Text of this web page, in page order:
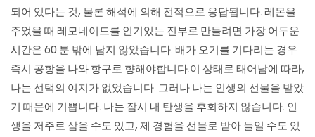
되어 있다는 것, 물론 해석에 의해 전적으로 응답됩니다. 레몬을
주었을 때 레모네이드를 인기있는 진부로 만들려면 가장 어두운
시간은 60 분 밖에 남지 않았습니다. 배가 오기를 기다리는 경우
즉시 공항을 나와 항구로 향해야합니다.이 상태로 태어남에 따라,
나는 선택의 여지가 없었습니다. 그러나 나는 인생의 선물을 받았
기 때문에 기쁩니다. 나는 잠시 내 탄생을 후회하지 않습니다. 인
생을 저주로 삼을 수도 있고, 제 경험을 선물로 받아 들일 수도 있